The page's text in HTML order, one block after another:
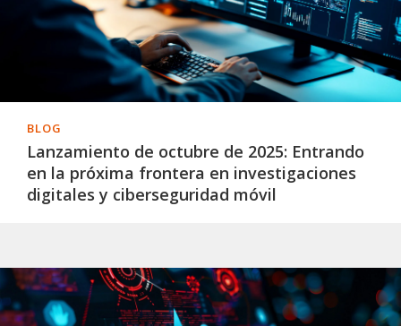
BLOG
Lanzamiento de octubre de 2025: Entrando
en la próxima frontera en investigaciones
digitales y ciberseguridad móvil